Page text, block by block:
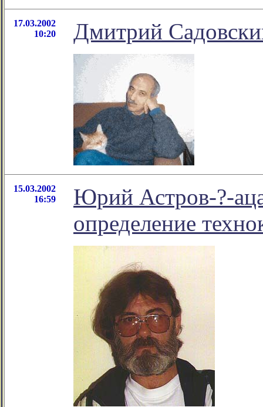
17.03.2002
10:20
Дмитрий
15.03.2002
16:59
Юрий Астров-?-
определение